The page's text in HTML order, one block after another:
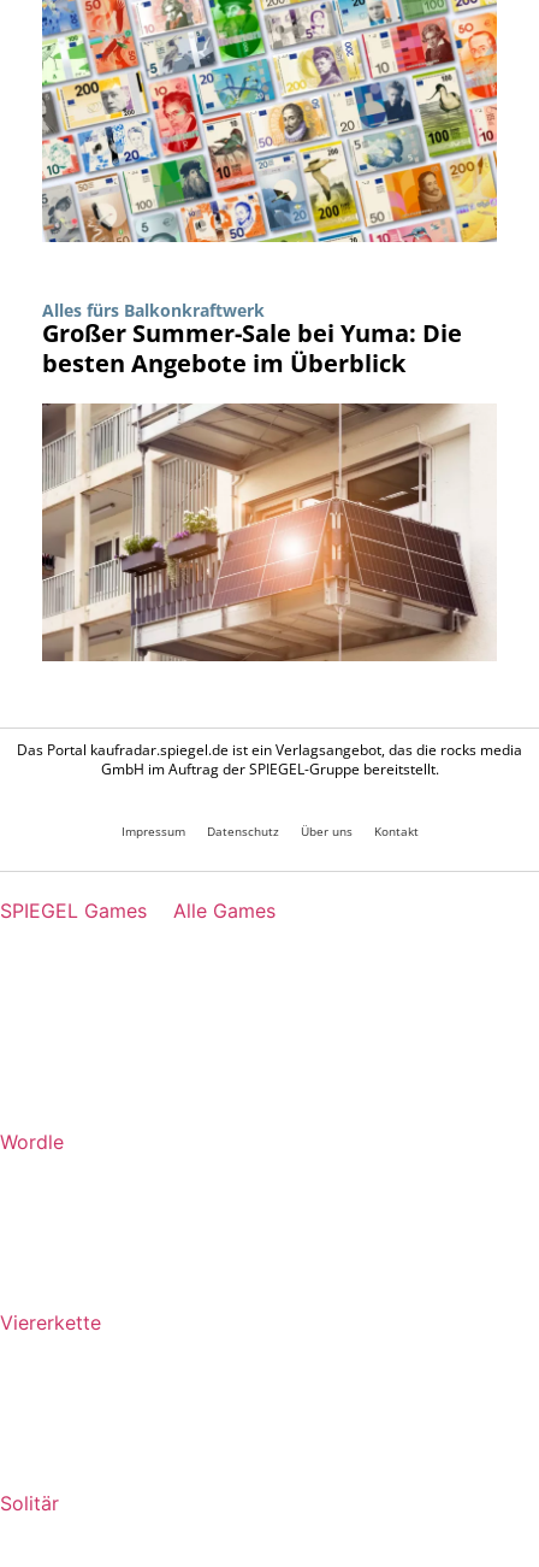
Alles fürs Balkonkraftwerk
Großer Summer-Sale bei Yuma: Die
besten Angebote im Überblick
Das Portal kaufradar.spiegel.de ist ein Verlagsangebot, das die rocks media
GmbH im Auftrag der SPIEGEL-Gruppe bereitstellt.
Impressum Datenschutz Über uns Kontakt
SPIEGEL Games Alle Games
Wordle
Viererkette
Solitär